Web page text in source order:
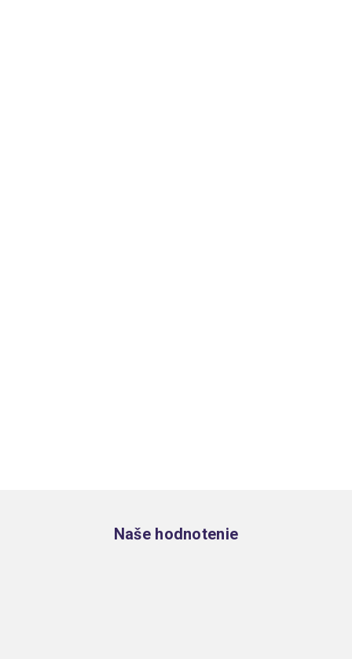
Naše hodnotenie